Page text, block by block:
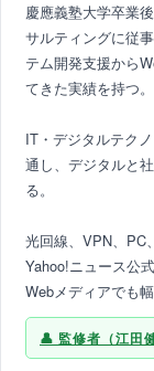
慶應義塾大学卒業
サルティングに従
テム開発支援から
てきた実績を持つ。
IT・デジタルテク
通し、デジタルと
る。
光回線、VPN、PC
Yahoo!ニュース公
Webメディアでも幅
監修者（江田